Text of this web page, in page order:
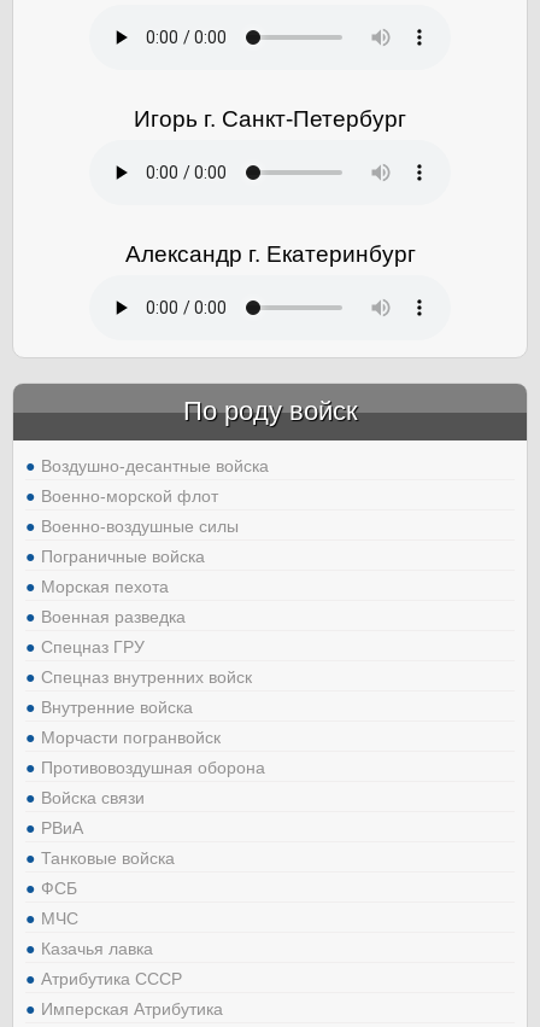
Игорь г. Санкт-Петербург
Александр г. Екатеринбург
По роду войск
Воздушно-десантные войска
Военно-морской флот
Военно-воздушные силы
Пограничные войска
Морская пехота
Военная разведка
Спецназ ГРУ
Спецназ внутренних войск
Внутренние войска
Морчасти погранвойск
Противовоздушная оборона
Войска связи
РВиА
Танковые войска
ФСБ
МЧС
Казачья лавка
Атрибутика СССР
Имперская Атрибутика